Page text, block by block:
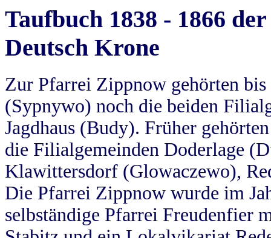
Taufbuch 1838 - 1866
Deutsch Krone
Zur Pfarrei Zippnow gehörten
(Sypnywo) noch die beiden
Jagdhaus (Budy). Früher
die Filialgemeinden Doderlage
Klawittersdorf (Glowaczewo),
Die Pfarrei Zippnow wurde im
selbständige Pfarrei Freudenfier